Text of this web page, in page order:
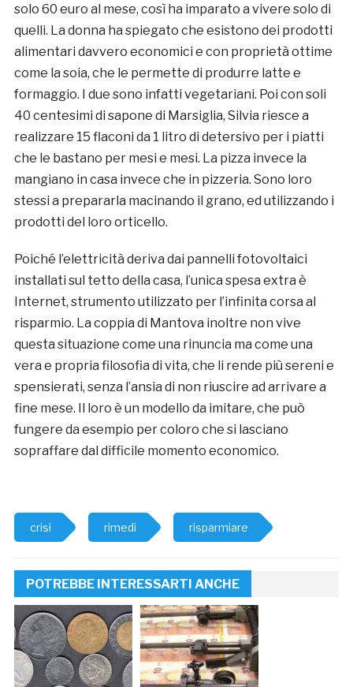
solo 60 euro al mese, così ha imparato a vivere solo di
quelli. La donna ha spiegato che esistono dei prodotti
alimentari davvero economici e con proprietà ottime
come la soia, che le permette di produrre latte e
formaggio. I due sono infatti vegetariani. Poi con soli
40 centesimi di sapone di Marsiglia, Silvia riesce a
realizzare 15 flaconi da 1 litro di detersivo per i piatti
che le bastano per mesi e mesi. La pizza invece la
mangiano in casa invece che in pizzeria. Sono loro
stessi a prepararla macinando il grano, ed utilizzando i
prodotti del loro orticello.
Poiché l’elettricità deriva dai pannelli fotovoltaici
installati sul tetto della casa, l’unica spesa extra è
Internet, strumento utilizzato per l’infinita corsa al
risparmio. La coppia di Mantova inoltre non vive
questa situazione come una rinuncia ma come una
vera e propria filosofia di vita, che li rende più sereni e
spensierati, senza l’ansia di non riuscire ad arrivare a
fine mese. Il loro è un modello da imitare, che può
fungere da esempio per coloro che si lasciano
sopraffare dal difficile momento economico.
crisi rimedi risparmiare
POTREBBE INTERESSARTI ANCHE